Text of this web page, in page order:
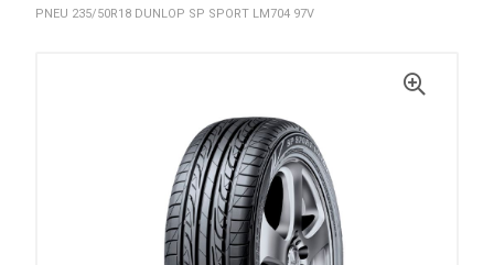
PNEU 235/50R18 DUNLOP SP SPORT LM704 97V